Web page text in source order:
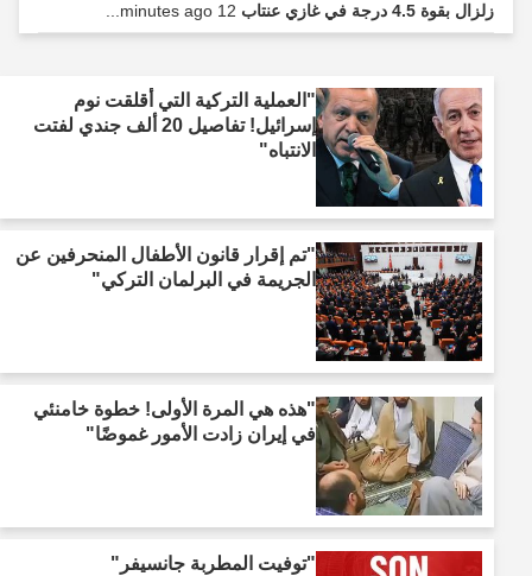
زلزال بقوة 4.5 درجة في غازي عنتاب 12 minutes ago...
"العملية التركية التي أقلقت نوم
إسرائيل! تفاصيل 20 ألف جندي لفتت
الانتباه"
"تم إقرار قانون الأطفال المنحرفين عن
الجريمة في البرلمان التركي"
"هذه هي المرة الأولى! خطوة خامنئي
في إيران زادت الأمور غموضًا"
"توفيت المطربة جانسيفر"